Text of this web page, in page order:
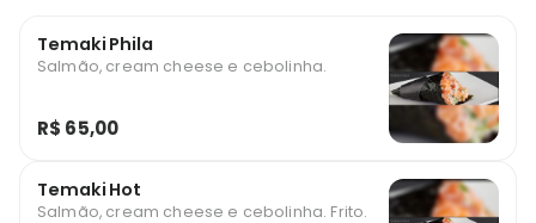
Temaki Phila
Salmão, cream cheese e cebolinha.
R$ 65,00
Temaki Hot
Salmão, cream cheese e cebolinha. Frito.